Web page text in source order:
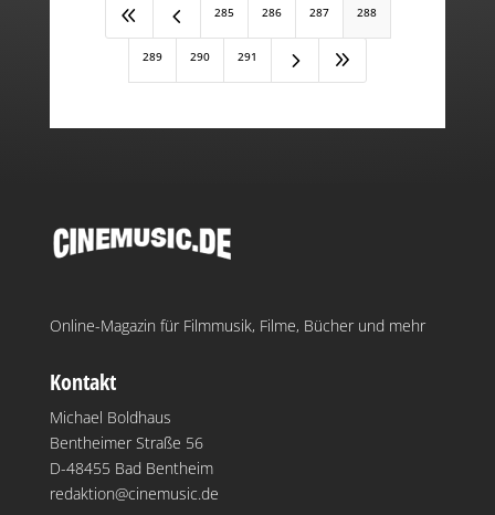
8 4 285 286 287 288
289 290 291 5 9
Online-Magazin für Filmmusik, Filme, Bücher und mehr
Kontakt
Michael Boldhaus
Bentheimer Straße 56
D-48455 Bad Bentheim
redaktion@cinemusic.de